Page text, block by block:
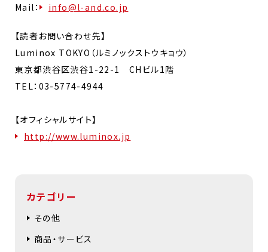
Mail：
info@l-and.co.jp
【読者お問い合わせ先】
Luminox TOKYO（ルミノックストウキョウ）
東京都渋谷区渋谷1-22-1 CHビル1階
TEL：03-5774-4944
【オフィシャルサイト】
http://www.luminox.jp
カテゴリー
その他
商品・サービス